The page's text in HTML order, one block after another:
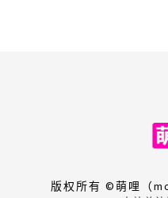
版权所有 ©萌哩（